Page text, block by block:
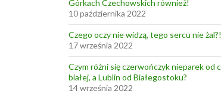
Górkach Czechowskich również!
10 października 2022
Czego oczy nie widzą, tego sercu nie żal?!
17 września 2022
Czym różni się czerwończyk nieparek od
białej, a Lublin od Białegostoku?
14 września 2022